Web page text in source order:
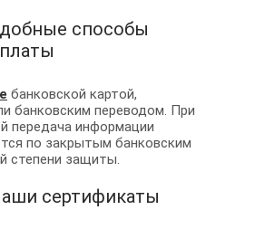
способы
банковской картой,
банковским переводом. При
передача информации
по закрытым банковским
степени защиты.
сертификаты